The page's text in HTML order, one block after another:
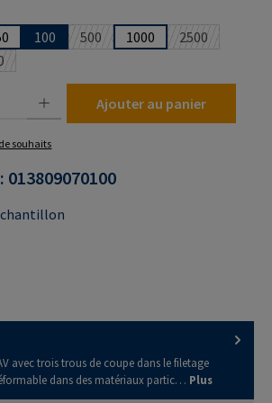
n'est pas disponible pour le moment.)
100 500(Cette option n'est pas
1000 2500(Cette option
pas disponible pour le moment.)
option n'est pas disponible pour le moment.)
Ajouter au panier
souhaits
013809070100
avec trois trous de coupe dans le filetage
dans des matériaux partic… Plus